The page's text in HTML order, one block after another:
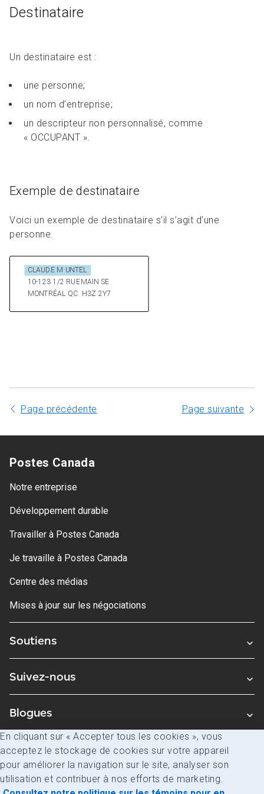
Destinataire
Un destinataire est :
une personne;
un nom d’entreprise;
un descripteur non personnalisé, comme
« OCCUPANT ».
Exemple de destinataire
Voici un exemple de destinataire s’il s’agit d’une
personne.
Page précédente Page suivante
Postes Canada
Notre entreprise
Développement durable
Travailler à Postes Canada
Je travaille à Postes Canada
Centre des médias
Mises à jour sur les négociations
Soutiens
Suivez-nous
Blogues
Avis juridiques
Confidentialité
En cliquant sur « Accepter tous les cookies », vous
acceptez le stockage de cookies sur votre appareil
pour améliorer la navigation sur le site, analyser son
utilisation et contribuer à nos efforts de marketing.